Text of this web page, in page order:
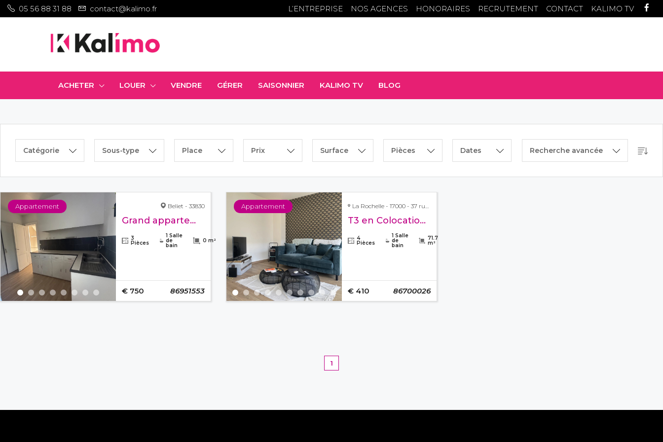
05 56 88 31 88 contact@kalimo.fr L’ENTREPRISE NOS AGENCES HONORAIRES RECRUTEMENT CONTACT KALIMO TV
ACHETER LOUER VENDRE GÉRER SAISONNIER KALIMO TV BLOG
Catégorie Sous-type Place Prix Surface Pièces Dates Recherche avancée
Appartement Beliet - 33830
Grand appartement Belin Beliet
3
Pièces
1 Salle
de
bain
0 m²
€ 750 86951553
Appartement La Rochelle - 17000 - 37 rue du Professeur André Tournade
T3 en Colocation disponible en mars
4
Pièces
1 Salle
de
bain
71.7
m²
€ 410 86700026
1